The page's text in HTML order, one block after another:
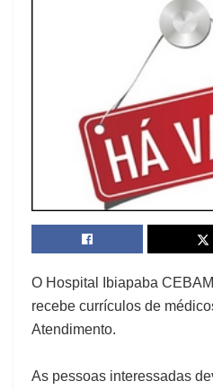
O Hospital Ibiapaba
recebe currículos de
Atendimento.
As pessoas interessadas